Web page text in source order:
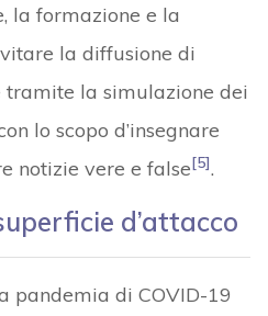
la formazione e la
la diffusione di
la simulazione dei
lo scopo d’insegnare
notizie vere e false[5].
d’attacco
pandemia di COVID-19